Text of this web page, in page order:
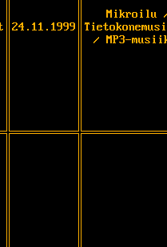
24.11.1999
Mikroilu
/ MP3-